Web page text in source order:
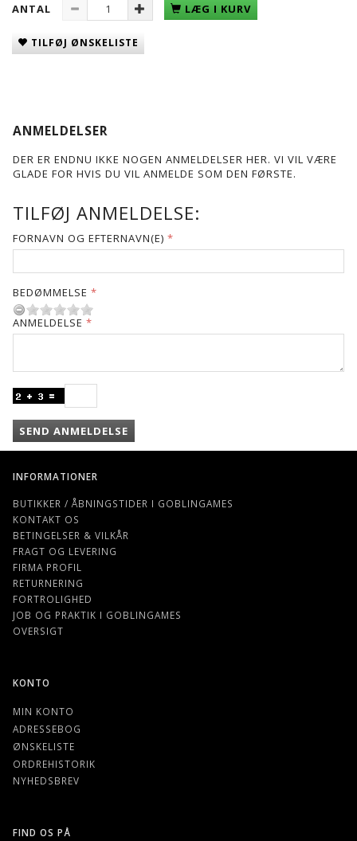
ANTAL LÆG I KURV
TILFØJ ØNSKELISTE
ANMELDELSER
DER ER ENDNU IKKE NOGEN ANMELDELSER HER. VI VIL VÆRE
GLADE FOR HVIS DU VIL ANMELDE SOM DEN FØRSTE.
TILFØJ ANMELDELSE:
FORNAVN OG EFTERNAVN(E)
BEDØMMELSE
ANMELDELSE
SEND ANMELDELSE
INFORMATIONER
BUTIKKER / ÅBNINGSTIDER I GOBLINGAMES
KONTAKT OS
BETINGELSER & VILKÅR
FRAGT OG LEVERING
FIRMA PROFIL
RETURNERING
FORTROLIGHED
JOB OG PRAKTIK I GOBLINGAMES
OVERSIGT
KONTO
MIN KONTO
ADRESSEBOG
ØNSKELISTE
ORDREHISTORIK
NYHEDSBREV
FIND OS PÅ